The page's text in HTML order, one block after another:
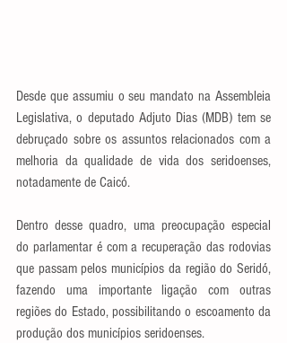
Desde que assumiu o seu mandato na Assembleia
Legislativa, o deputado Adjuto Dias (MDB) tem se
debruçado sobre os assuntos relacionados com a
melhoria da qualidade de vida dos seridoenses,
notadamente de Caicó.
Dentro desse quadro, uma preocupação especial
do parlamentar é com a recuperação das rodovias
que passam pelos municípios da região do Seridó,
fazendo uma importante ligação com outras
regiões do Estado, possibilitando o escoamento da
produção dos municípios seridoenses.